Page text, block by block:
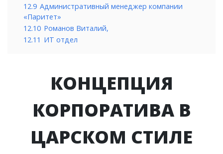
12.9 Административный менеджер компании
«Паритет»
12.10 Романов Виталий,
12.11 ИТ отдел
КОНЦЕПЦИЯ
КОРПОРАТИВА В
ЦАРСКОМ СТИЛЕ